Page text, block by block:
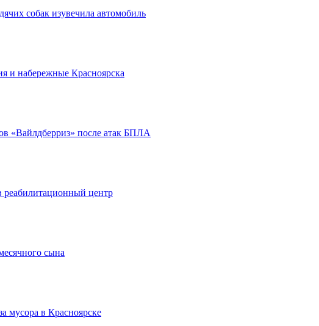
собак изувечила автомобиль
и набережные Красноярска
«Вайлдберриз» после атак БПЛА
центр
сына
мусора в Красноярске